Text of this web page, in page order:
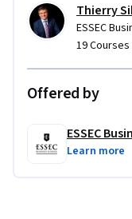
Thierry
ESSEC
19 Courses
Offered by
ESSEC
Learn more